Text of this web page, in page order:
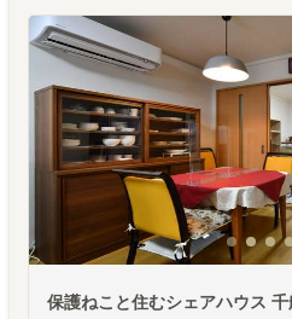
保護ねこと住むシェアハウス 千